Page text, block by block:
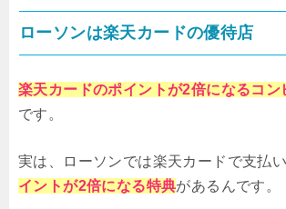
ローソンは楽天カードの優待店
楽天カードのポイントが2倍になるコン
です。
実は、ローソンでは楽天カードで支払
イントが2倍になる特典があるんです。